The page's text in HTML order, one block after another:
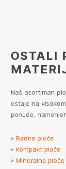
OSTALI
Naš asortiman
ostaje na
ponude,
Radne ploče
Kompakt ploče
Mineralne